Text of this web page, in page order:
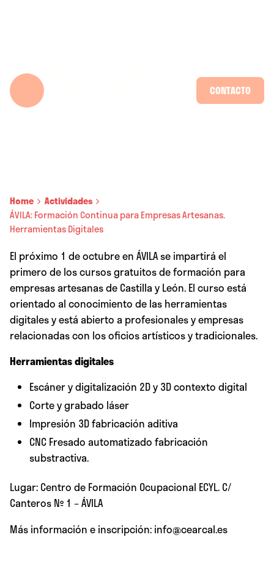
CONTACTO
Home
Actividades
ÁVILA: Formación Continua para Empresas Artesanas.
Herramientas Digitales
El próximo 1 de octubre en ÁVILA se impartirá el
primero de los cursos gratuitos de formación para
empresas artesanas de Castilla y León. El curso está
orientado al conocimiento de las herramientas
digitales y está abierto a profesionales y empresas
relacionadas con los oficios artísticos y tradicionales.
Herramientas digitales
Escáner y digitalización 2D y 3D contexto digital
Corte y grabado láser
Impresión 3D fabricación aditiva
CNC Fresado automatizado fabricación
substractiva.
Lugar: Centro de Formación Ocupacional ECYL. C/
Canteros Nº 1 – ÁVILA
Más información e inscripción: info@cearcal.es